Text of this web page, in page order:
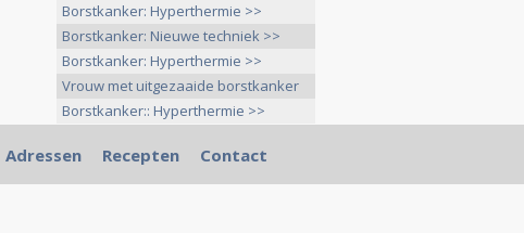
Borstkanker: Hyperthermie >>
Borstkanker: Nieuwe techniek >>
Borstkanker: Hyperthermie >>
Vrouw met uitgezaaide borstkanker
>>
Borstkanker:: Hyperthermie >>
Adressen Recepten Contact